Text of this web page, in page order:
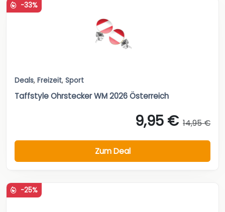
-33%
Deals, Freizeit, Sport
Taffstyle Ohrstecker WM 2026 Österreich
9,95 € 14,95 €
Zum Deal
-25%